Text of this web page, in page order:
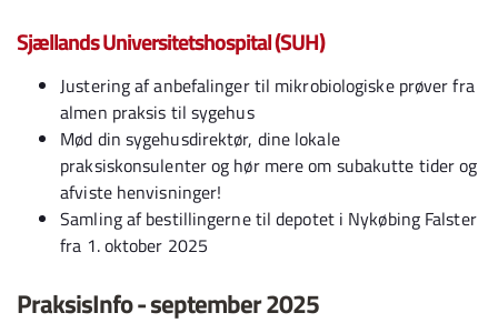
Sjællands Universitetshospital (SUH)
Justering af anbefalinger til mikrobiologiske prøver fra
almen praksis til sygehus
Mød din sygehusdirektør, dine lokale
praksiskonsulenter og hør mere om subakutte tider og
afviste henvisninger!
Samling af bestillingerne til depotet i Nykøbing Falster
fra 1. oktober 2025
PraksisInfo - september 2025